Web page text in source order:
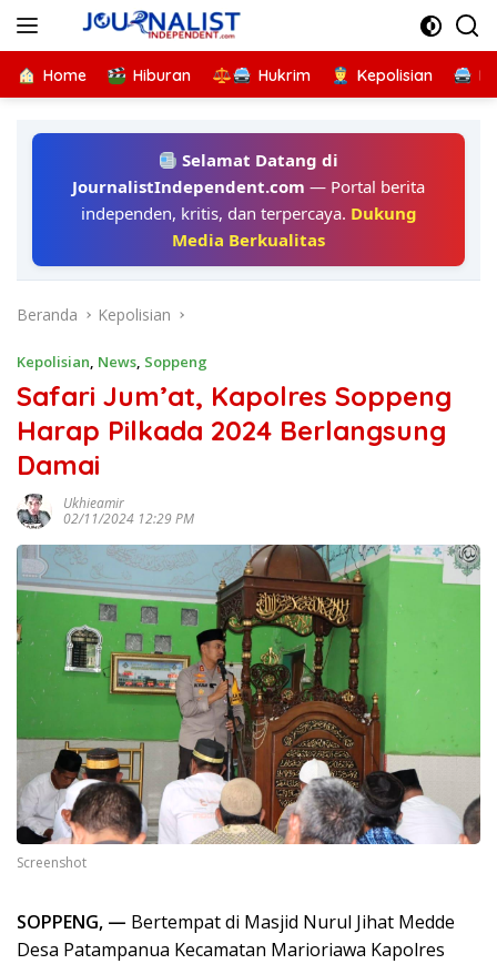
Home Hiburan Hukrim Kepolisian
Selamat Datang di
JournalistIndependent.com — Portal berita
independen, kritis, dan terpercaya. Dukung
Media Berkualitas
Beranda Kepolisian
Kepolisian, News, Soppeng
Safari Jum’at, Kapolres Soppeng
Harap Pilkada 2024 Berlangsung
Damai
Ukhieamir
02/11/2024 12:29 PM
Screenshot
SOPPENG, — Bertempat di Masjid Nurul Jihat Medde
Desa Patampanua Kecamatan Marioriawa Kapolres